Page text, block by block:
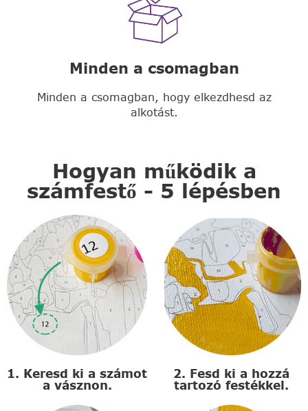
Minden a csomagban
Minden a csomagban, hogy elkezdhesd az
alkotást.
Hogyan működik a
számfestő - 5 lépésben
1. Keresd ki a számot
a vásznon.
2. Fesd ki a hozzá
tartozó festékkel.